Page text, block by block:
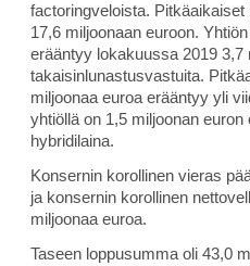
factoringveloista.
17,6 miljoonaan euroon.
erääntyy lokakuussa 2019 3,7
takaisinlunastusvastuita.
miljoonaa euroa erääntyy yli
yhtiöllä on 1,5 miljoonan
hybridilaina.
Konsernin korollinen vieras
ja konsernin korollinen
miljoonaa euroa.
Taseen loppusumma oli 43,0